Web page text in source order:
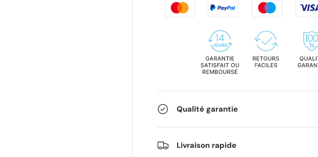
Qualité garantie
Livraison rapide